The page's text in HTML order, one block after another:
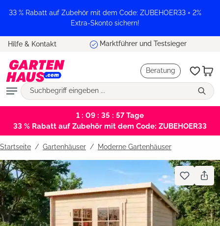
springen
33 % Rabatt auf Zubehör mit dem Code: ZUBEHOER33 + 2%
Extra-Skonto sichern!
Hilfe & Kontakt Marktführer und Testsieger
Beratung
1 : 09 : 35 : 56Tage
33 % Rabatt auf Zubehör mit dem Code: ZUBEHOER33
Startseite Gartenhäuser / Moderne Gartenhäuser
Bildergalerie überspringen